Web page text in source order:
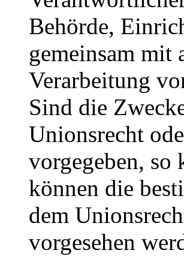
Behörde,
gemeinsam mit
Verarbeitung
Sind die
Unionsrecht
vorgegeben, so
können die
dem
vorgesehen